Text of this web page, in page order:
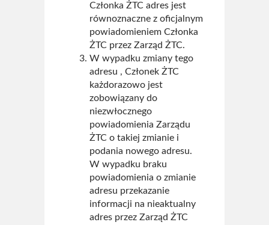
Członka ŻTC adres jest
równoznaczne z oficjalnym
powiadomieniem Członka
ŻTC przez Zarząd ŻTC.
W wypadku zmiany tego
adresu , Członek ŻTC
każdorazowo jest
zobowiązany do
niezwłocznego
powiadomienia Zarządu
ŻTC o takiej zmianie i
podania nowego adresu.
W wypadku braku
powiadomienia o zmianie
adresu przekazanie
informacji na nieaktualny
adres przez Zarząd ŻTC